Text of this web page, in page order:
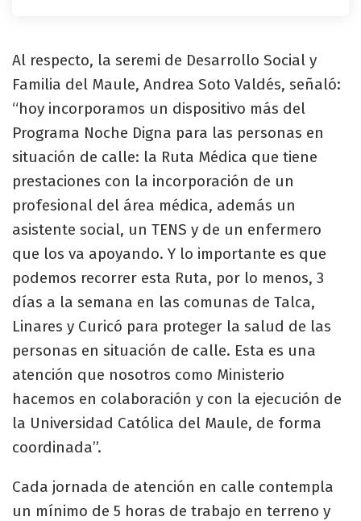
Al respecto, la seremi de Desarrollo Social y
Familia del Maule, Andrea Soto Valdés, señaló:
“hoy incorporamos un dispositivo más del
Programa Noche Digna para las personas en
situación de calle: la Ruta Médica que tiene
prestaciones con la incorporación de un
profesional del área médica, además un
asistente social, un TENS y de un enfermero
que los va apoyando. Y lo importante es que
podemos recorrer esta Ruta, por lo menos, 3
días a la semana en las comunas de Talca,
Linares y Curicó para proteger la salud de las
personas en situación de calle. Esta es una
atención que nosotros como Ministerio
hacemos en colaboración y con la ejecución de
la Universidad Católica del Maule, de forma
coordinada”.
Cada jornada de atención en calle contempla
un mínimo de 5 horas de trabajo en terreno y